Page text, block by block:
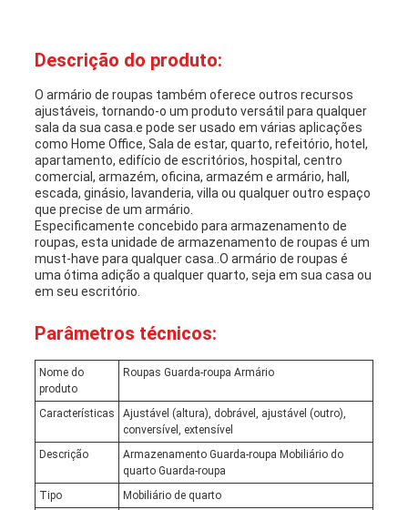
Descrição do produto:
O armário de roupas também oferece outros recursos
ajustáveis, tornando-o um produto versátil para qualquer
sala da sua casa.e pode ser usado em várias aplicações
como Home Office, Sala de estar, quarto, refeitório, hotel,
apartamento, edifício de escritórios, hospital, centro
comercial, armazém, oficina, armazém e armário, hall,
escada, ginásio, lavanderia, villa ou qualquer outro espaço
que precise de um armário.
Especificamente concebido para armazenamento de
roupas, esta unidade de armazenamento de roupas é um
must-have para qualquer casa..O armário de roupas é
uma ótima adição a qualquer quarto, seja em sua casa ou
em seu escritório.
Parâmetros técnicos:
Nome do
produto
Roupas Guarda-roupa Armário
Características
Ajustável (altura), dobrável, ajustável (outro),
conversível, extensível
Descrição
Armazenamento Guarda-roupa Mobiliário do
quarto Guarda-roupa
Tipo
Mobiliário de quarto